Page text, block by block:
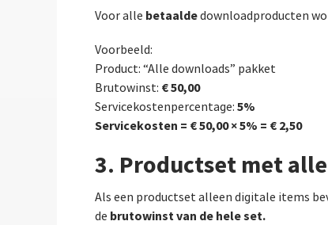
Voor alle betaaldedownloadproducten
Voorbeeld:
Product: “Alle downloads” pakket
Brutowinst: € 50,00
Servicekostenpercentage: 5%
Servicekosten = € 50,00 × 5% = € 2,50
3. Productset met
Als een productset alleen digitale items
de brutowinst van de hele set.